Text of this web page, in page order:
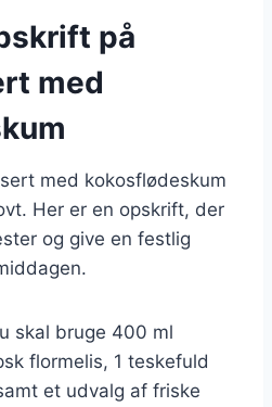
på
med
med kokosflødeskum
Her er en opskrift, der
og give en festlig
skal bruge 400 ml
flormelis, 1 teskefuld
et udvalg af friske